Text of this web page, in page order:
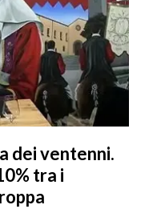
dei ventenni.
tra i